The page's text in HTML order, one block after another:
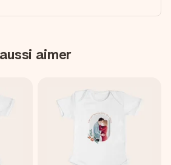
aimer